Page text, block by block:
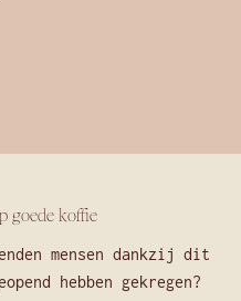
goede koffie
mensen dankzij dit
hebben gekregen?